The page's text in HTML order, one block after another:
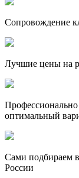
Сопровождение
Лучшие цены на
оптимальный
Сами подбираем
России